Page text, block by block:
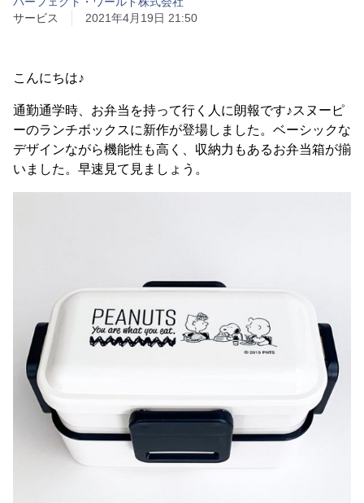
サービス
2021年4月19日 21:50
こんにちは♪
通勤通学時、お弁当を持って行く人に朗報です♪スヌーピ
ーのランチボックスに新作が登場しました。ベーシックな
デザインながら機能性も高く、収納力もあるお弁当箱が揃
いました。早速見て見ましょう。